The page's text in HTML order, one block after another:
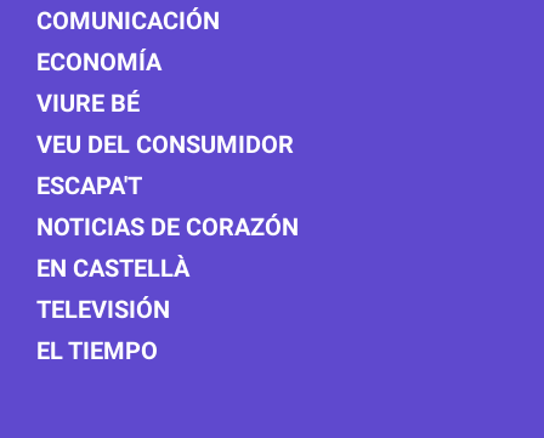
COMUNICACIÓN
ECONOMÍA
VIURE BÉ
VEU DEL CONSUMIDOR
ESCAPA'T
NOTICIAS DE CORAZÓN
EN CASTELLÀ
TELEVISIÓN
EL TIEMPO